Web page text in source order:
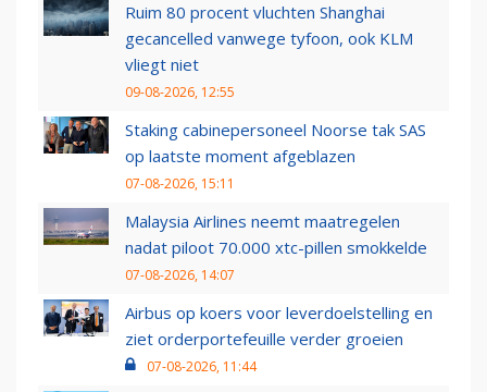
Ruim 80 procent vluchten Shanghai
gecancelled vanwege tyfoon, ook KLM
vliegt niet
09-08-2026, 12:55
Staking cabinepersoneel Noorse tak SAS
op laatste moment afgeblazen
07-08-2026, 15:11
Malaysia Airlines neemt maatregelen
nadat piloot 70.000 xtc-pillen smokkelde
07-08-2026, 14:07
Airbus op koers voor leverdoelstelling en
ziet orderportefeuille verder groeien
07-08-2026, 11:44